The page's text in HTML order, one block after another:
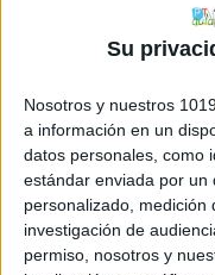
Su
Nosotros y nuestros
a información en un
datos personales, como
estándar enviada por un
personalizado, medición
investigación de
permiso, nosotros y
dinámicas
amenizar la